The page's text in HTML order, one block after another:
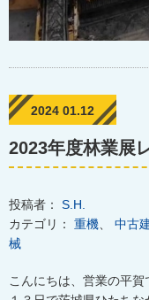
2024 01.12
2023年度林業展
投稿者： S.H.
カテゴリ： 重機 中古
械
こんにちは、営業の平